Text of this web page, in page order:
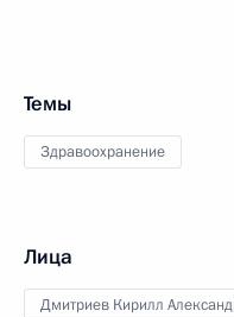
Темы
Здравоохранение
Лица
Дмитриев Кирилл